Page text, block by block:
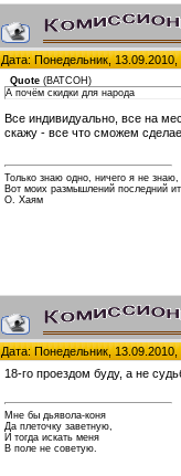
Дата: Понедельник,
Quote (ВАТСОН )
А почём скидки для народа
Все индивидуально, все на
скажу - все что сможем
Только знаю одно, ничего я не знаю,
Вот моих размышлений последний
О. Хаям
Дата: Понедельник,
18-го проездом буду, а не
Мне бы дьявола-коня
Да плеточку заветную,
И тогда искать меня
В поле не советую.